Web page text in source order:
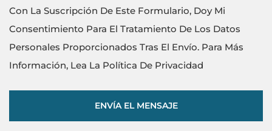
Con La Suscripción De Este Formulario, Doy Mi
Consentimiento Para El Tratamiento De Los Datos
Personales Proporcionados Tras El Envío. Para Más
Información, Lea La Política De Privacidad
ENVÍA EL MENSAJE